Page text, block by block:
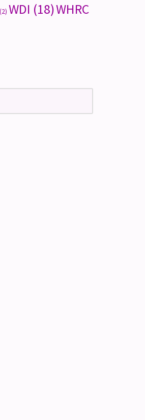
(2) WDI (18)WHRC